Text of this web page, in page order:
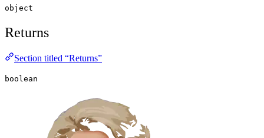
object
Returns
Section titled “Returns”
boolean